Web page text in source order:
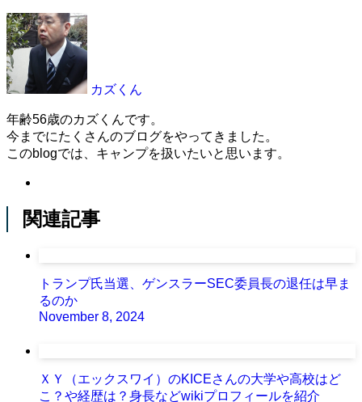
カズくん
年齢56歳のカズくんです。
今までにたくさんのブログをやってきました。
このblogでは、キャンプを扱いたいと思います。
関連記事
トランプ氏当選、ゲンスラーSEC委員長の退任は早ま
るのか
November 8, 2024
ＸＹ（エックスワイ）のKICEさんの大学や高校はど
こ？や経歴は？身長などwikiプロフィールを紹介